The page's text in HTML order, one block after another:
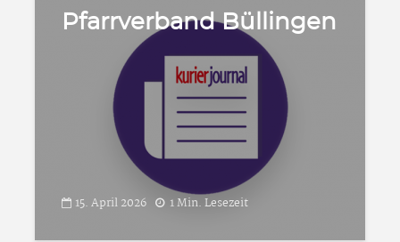
Pfarrverband Büllingen
15. April 2026 1 Min. Lesezeit